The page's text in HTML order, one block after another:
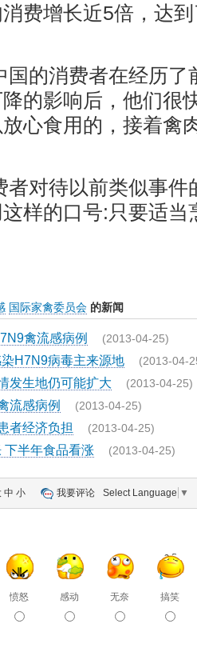
费增长近5倍，达
国的消费者在经历了
的影响后，他们很
心食用的，接着禽
者对待以前类似事件
样的口号:只要适当
国际家禽委员会 的新闻
禽流感病例 (2013-04-25)
H7N9病毒主来源地 (2013-04-
发生地仍可能扩大 (2013-04-25)
流感病例 (2013-04-25)
者经济负担 (2013-04-25)
下半年食品看涨 (2013-04-25)
中 小 我要评论 Select Language ▼
愤怒 感动 无奈 搞笑